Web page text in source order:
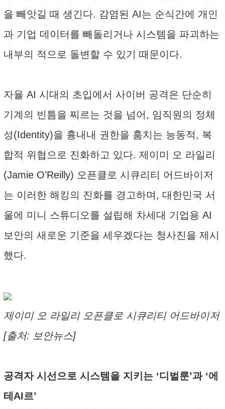
을 빼앗길 때 생긴다. 감염된 AI는 순식간에 개인
과 기업 데이터를 빼돌리거나 시스템을 파괴하는
내부의 적으로 돌변할 수 있기 때문이다.
자율 AI 시대의 초입에서 사이버 공격은 단순히
기계의 빈틈을 찌르는 것을 넘어, 임직원의 정체
성(Identity)을 흉내내 권한을 훔치는 능동적, 복
합적 위협으로 진화하고 있다. 제이미 오 라일리
(Jamie O’Reilly) 오픈클로 시큐리티 어드바이저
는 이러한 해킹의 진화를 경고하며, 대한민국 서
울에 미니 스튜디오를 설립해 차세대 기업용 AI
보안의 새로운 기준을 세우겠다는 청사진을 제시
했다.
제이미 오 라일리 오픈클로 시큐리티 어드바이저
[출처: 보안뉴스]
공격자 시선으로 시스템을 지키는 ‘디벌룬’과 ‘에
테AI르’